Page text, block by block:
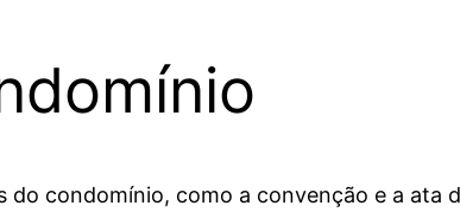
condomínio, como a convenção e a ata